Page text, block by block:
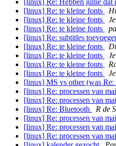
[linux] Re: Hebben jullie dat
[linux] Re: te kleine fonts
[linux] Re: te kleine fonts
[linux] Re: te kleine fonts
[linux] Re: subtitles
[linux] Re: te kleine fonts
[linux] Re: te kleine fonts
[linux] Re: te kleine fonts
[linux] Re: te kleine fonts
[linux] MS vs other (was Re:
[linux] Re: processen van
[linux] Re: processen van
[linux] Re: Bluetooth
R de
[linux] Re: processen van
[linux] Re: processen van
[linux] Re: processen van